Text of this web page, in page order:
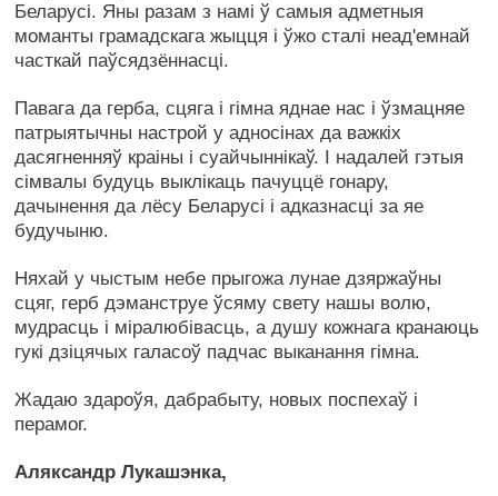
Беларусі. Яны разам з намі ў самыя адметныя
моманты грамадскага жыцця і ўжо сталі неад'емнай
часткай паўсядзённасці.
Павага да герба, сцяга і гімна яднае нас і ўзмацняе
патрыятычны настрой у адносінах да важкіх
дасягненняў краіны і суайчыннікаў. І надалей гэтыя
сімвалы будуць выклікаць пачуццё гонару,
дачынення да лёсу Беларусі і адказнасці за яе
будучыню.
Няхай у чыстым небе прыгожа лунае дзяржаўны
сцяг, герб дэманструе ўсяму свету нашы волю,
мудрасць і міралюбівасць, а душу кожнага кранаюць
гукі дзіцячых галасоў падчас выканання гімна.
Жадаю здароўя, дабрабыту, новых поспехаў і
перамог.
Аляксандр Лукашэнка,